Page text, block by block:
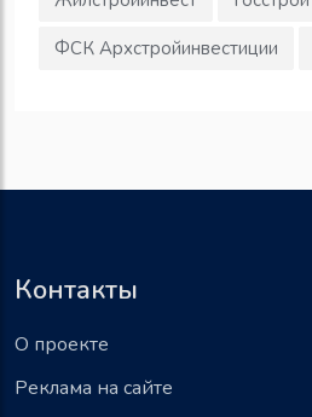
ФСК Архстройинвестиции
Контакты
О проекте
Реклама на сайте